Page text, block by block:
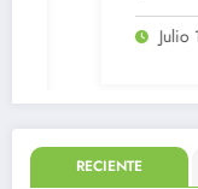
Julio 14, 2026
RECIENTE